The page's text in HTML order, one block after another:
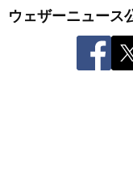
ウェザーニュース